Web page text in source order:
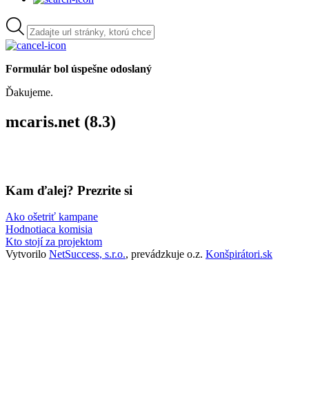
Formulár bol úspešne odoslaný
Ďakujeme.
mcaris.net (8.3)
Kam ďalej? Prezrite si
Ako ošetriť kampane
Hodnotiaca komisia
Kto stojí za projektom
Vytvorilo NetSuccess, s.r.o., prevádzkuje o.z. Konšpirátori.sk